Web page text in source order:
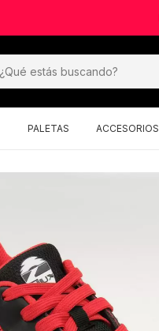
PALETAS ACCESORIOS